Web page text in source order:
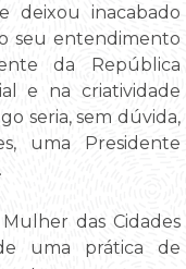
deixou inacabado
seu entendimento
da República
e na criatividade
seria, sem dúvida,
uma Presidente
das Cidades
uma prática de